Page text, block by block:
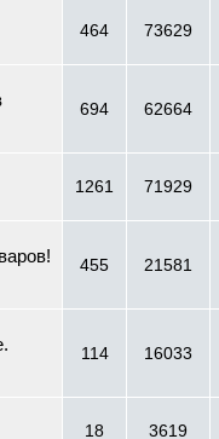
464 73629
694 62664
1261 71929
455 21581
114 16033
18 3619